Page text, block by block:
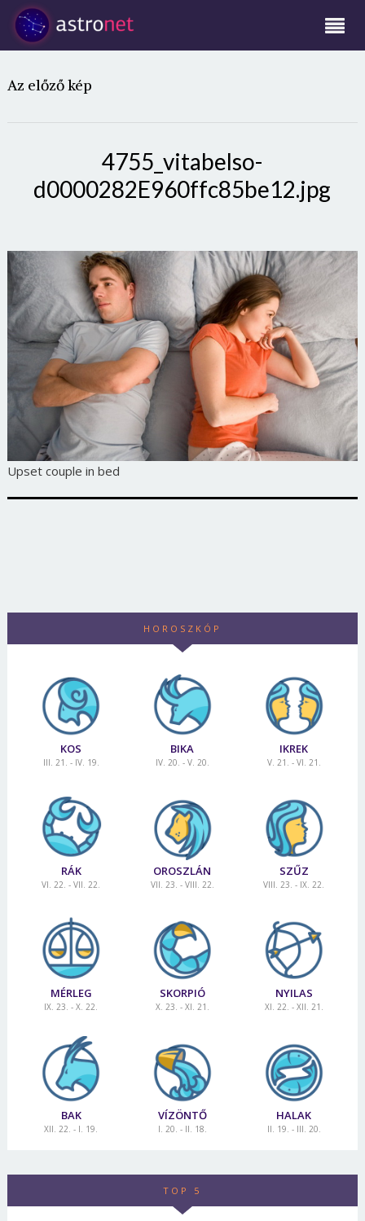
Az előző kép
4755_vitabelso-
d0000282E960ffc85be12.jpg
Upset couple in bed
HOROSZKÓP
KOS
III. 21. - IV. 19.
BIKA
IV. 20. - V. 20.
IKREK
V. 21. - VI. 21.
RÁK
VI. 22. - VII. 22.
OROSZLÁN
VII. 23. - VIII. 22.
SZŰZ
VIII. 23. - IX. 22.
MÉRLEG
IX. 23. - X. 22.
SKORPIÓ
X. 23. - XI. 21.
NYILAS
XI. 22. - XII. 21.
BAK
XII. 22. - I. 19.
VÍZÖNTŐ
I. 20. - II. 18.
HALAK
II. 19. - III. 20.
TOP 5